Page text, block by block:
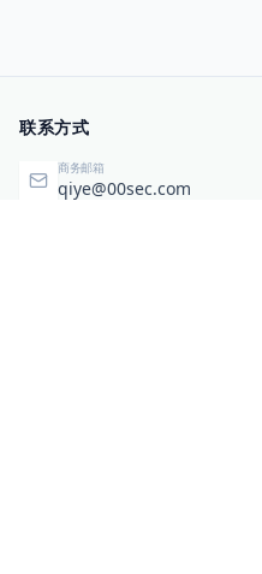
联系方式
商务邮箱
qiye@00sec.com